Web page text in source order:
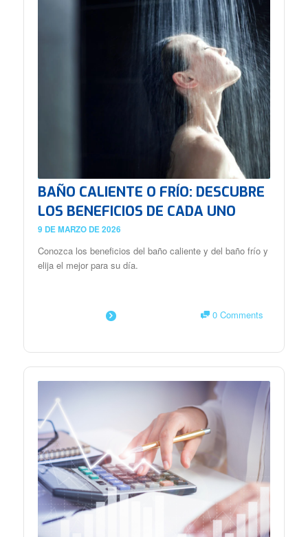
BAÑO CALIENTE O FRÍO: DESCUBRE
LOS BENEFICIOS DE CADA UNO
9 DE MARZO DE 2026
Conozca los beneficios del baño caliente y del baño frío y
elija el mejor para su día.
0 Comments